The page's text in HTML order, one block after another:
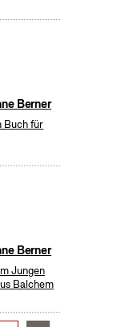
Berner
Buch für
Berner
Jungen
Balchem